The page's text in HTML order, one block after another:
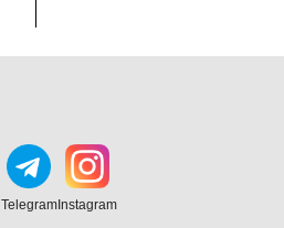
Instagram
Telegram